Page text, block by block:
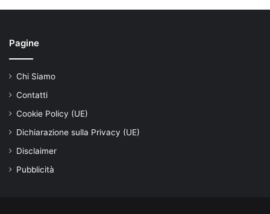
Pagine
Chi Siamo
Contatti
Cookie Policy (UE)
Dichiarazione sulla Privacy (UE)
Disclaimer
Pubblicità